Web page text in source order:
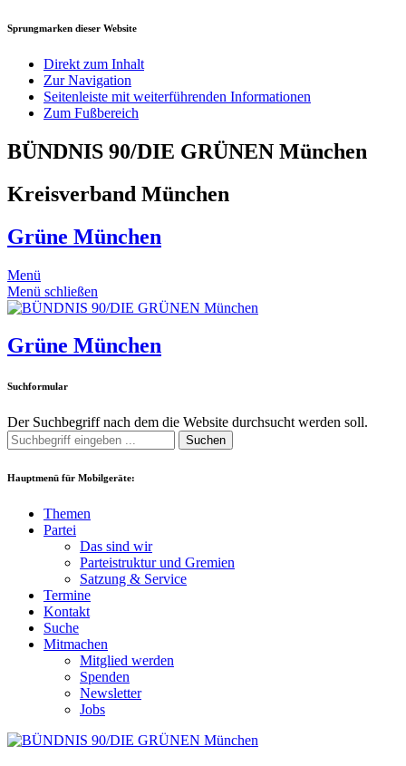
Sprungmarken dieser Website
Direkt zum Inhalt
Zur Navigation
Seitenleiste mit weiterführenden Informationen
Zum Fußbereich
BÜNDNIS 90/DIE GRÜNEN München
Kreisverband München
Grüne München
Menü
Menü schließen
Grüne München
Suchformular
Der Suchbegriff nach dem die Website durchsucht werden soll.
Suchen
Hauptmenü für Mobilgeräte:
Themen
Partei
Das sind wir
Parteistruktur und Gremien
Satzung & Service
Termine
Kontakt
Suche
Mitmachen
Mitglied werden
Spenden
Newsletter
Jobs